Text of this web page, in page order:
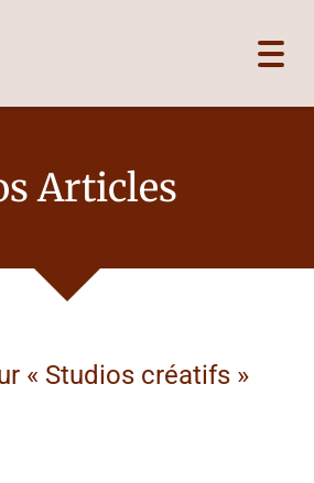
Articles
« Studios créatifs »